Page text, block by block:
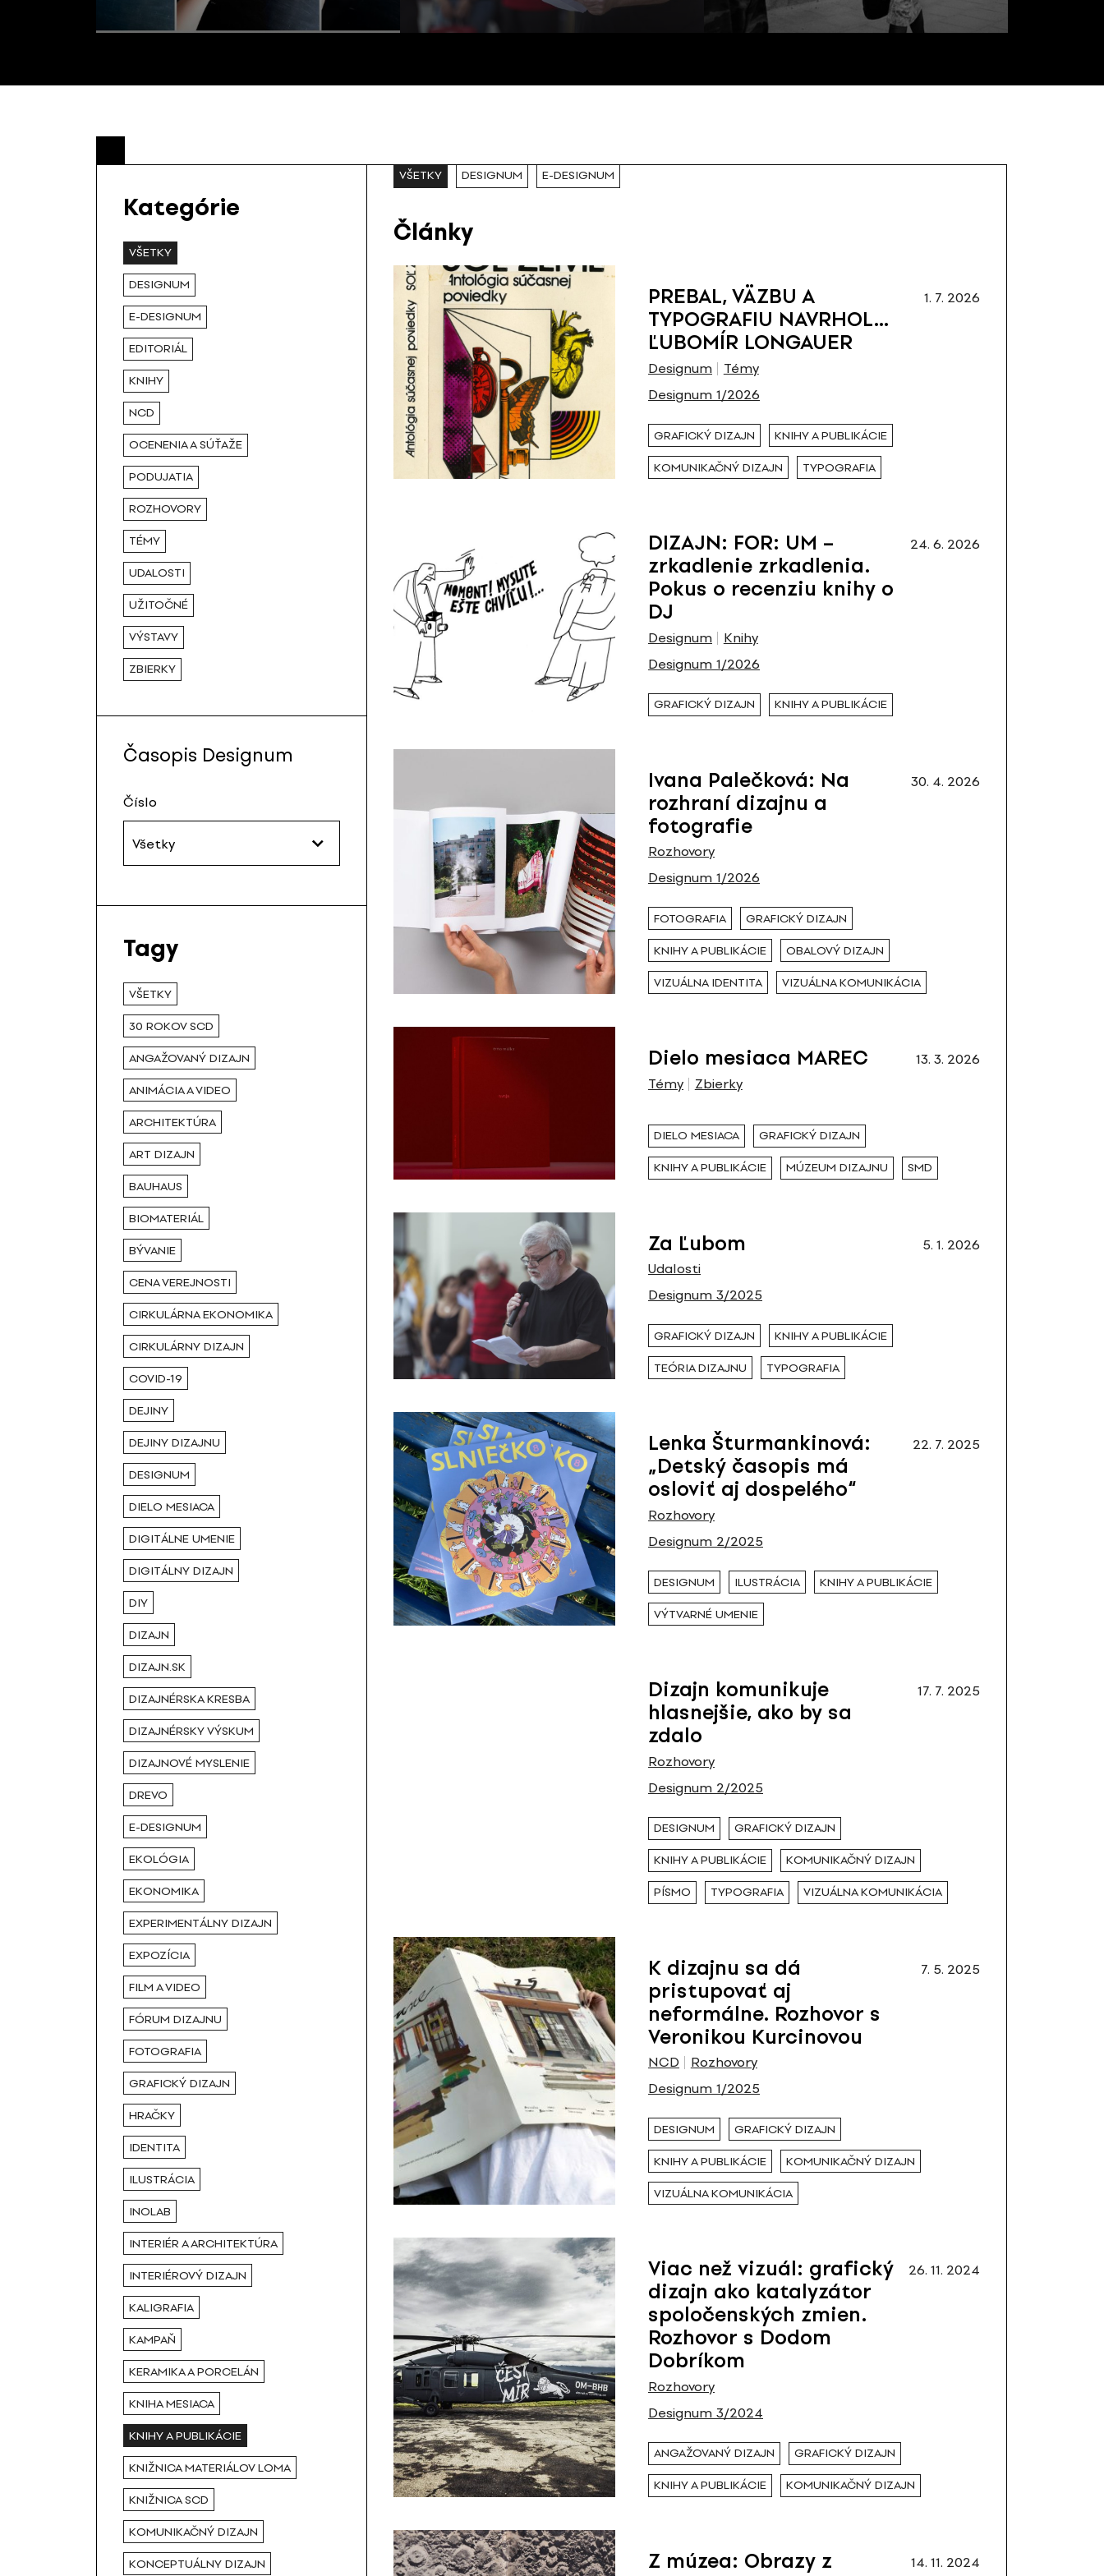
Kategórie
VŠETKY
DESIGNUM
E-DESIGNUM
EDITORIÁL
KNIHY
NCD
OCENENIA A SÚŤAŽE
PODUJATIA
ROZHOVORY
TÉMY
UDALOSTI
UŽITOČNÉ
VÝSTAVY
ZBIERKY
Časopis Designum
Číslo
Všetky
Tagy
VŠETKY
30 ROKOV SCD
ANGAŽOVANÝ DIZAJN
ANIMÁCIA A VIDEO
ARCHITEKTÚRA
ART DIZAJN
BAUHAUS
BIOMATERIÁL
BÝVANIE
CENA VEREJNOSTI
CIRKULÁRNA EKONOMIKA
CIRKULÁRNY DIZAJN
COVID-19
DEJINY
DEJINY DIZAJNU
DESIGNUM
DIELO MESIACA
DIGITÁLNE UMENIE
DIGITÁLNY DIZAJN
DIY
DIZAJN
DIZAJN.SK
DIZAJNÉRSKA KRESBA
DIZAJNÉRSKY VÝSKUM
DIZAJNOVÉ MYSLENIE
DREVO
E-DESIGNUM
EKOLÓGIA
EKONOMIKA
EXPERIMENTÁLNY DIZAJN
EXPOZÍCIA
FILM A VIDEO
FÓRUM DIZAJNU
FOTOGRAFIA
GRAFICKÝ DIZAJN
HRAČKY
IDENTITA
ILUSTRÁCIA
INOLAB
INTERIÉR A ARCHITEKTÚRA
INTERIÉROVÝ DIZAJN
KALIGRAFIA
KAMPAŇ
KERAMIKA A PORCELÁN
KNIHA MESIACA
KNIHY A PUBLIKÁCIE
KNIŽNICA MATERIÁLOV LOMA
KNIŽNICA SCD
KOMUNIKAČNÝ DIZAJN
KONCEPTUÁLNY DIZAJN
VŠETKY DESIGNUM E-DESIGNUM
Články
PREBAL, VÄZBU A
TYPOGRAFIU NAVRHOL…
ĽUBOMÍR LONGAUER
Designum
Témy
Designum 1/2026
1. 7. 2026
GRAFICKÝ DIZAJN KNIHY A PUBLIKÁCIE
KOMUNIKAČNÝ DIZAJN TYPOGRAFIA
DIZAJN: FOR: UM –
zrkadlenie zrkadlenia.
Pokus o recenziu knihy o
DJ
Designum
Knihy
Designum 1/2026
24. 6. 2026
GRAFICKÝ DIZAJN KNIHY A PUBLIKÁCIE
Ivana Palečková: Na
rozhraní dizajnu a
fotografie
Rozhovory
Designum 1/2026
30. 4. 2026
FOTOGRAFIA GRAFICKÝ DIZAJN
KNIHY A PUBLIKÁCIE OBALOVÝ DIZAJN
VIZUÁLNA IDENTITA VIZUÁLNA KOMUNIKÁCIA
Dielo mesiaca MAREC
Témy Zbierky
13. 3. 2026
DIELO MESIACA GRAFICKÝ DIZAJN
KNIHY A PUBLIKÁCIE MÚZEUM DIZAJNU SMD
Za Ľubom
Udalosti
Designum 3/2025
5. 1. 2026
GRAFICKÝ DIZAJN KNIHY A PUBLIKÁCIE
TEÓRIA DIZAJNU TYPOGRAFIA
Lenka Šturmankinová:
„Detský časopis má
osloviť aj dospelého“
Rozhovory
Designum 2/2025
22. 7. 2025
DESIGNUM ILUSTRÁCIA KNIHY A PUBLIKÁCIE
VÝTVARNÉ UMENIE
Dizajn komunikuje
hlasnejšie, ako by sa
zdalo
Rozhovory
Designum 2/2025
17. 7. 2025
DESIGNUM GRAFICKÝ DIZAJN
KNIHY A PUBLIKÁCIE KOMUNIKAČNÝ DIZAJN
PÍSMO TYPOGRAFIA VIZUÁLNA KOMUNIKÁCIA
K dizajnu sa dá
pristupovať aj
neformálne. Rozhovor s
Veronikou Kurcinovou
NCD
Rozhovory
Designum 1/2025
7. 5. 2025
DESIGNUM GRAFICKÝ DIZAJN
KNIHY A PUBLIKÁCIE KOMUNIKAČNÝ DIZAJN
VIZUÁLNA KOMUNIKÁCIA
Viac než vizuál: grafický
dizajn ako katalyzátor
spoločenských zmien.
Rozhovor s Dodom
Dobríkom
Rozhovory
Designum 3/2024
26. 11. 2024
ANGAŽOVANÝ DIZAJN GRAFICKÝ DIZAJN
KNIHY A PUBLIKÁCIE KOMUNIKAČNÝ DIZAJN
Z múzea: Obrazy z
14. 11. 2024